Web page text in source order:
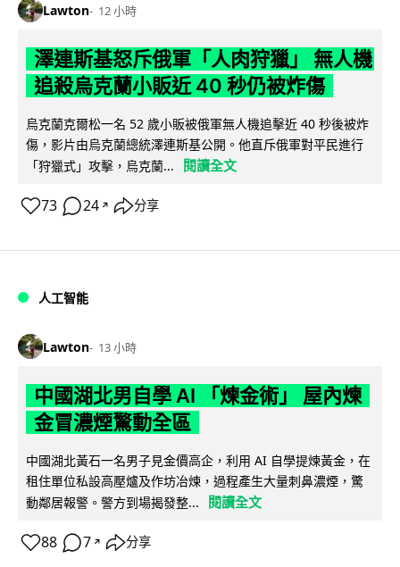
Lawton 12 小時
澤連斯基怒斥俄軍「人肉狩獵」 無人機
追殺烏克蘭小販近 40 秒仍被炸傷
烏克蘭克爾松一名 52 歲小販被俄軍無人機追擊近 40 秒後被炸
傷，影片由烏克蘭總統澤連斯基公開。他直斥俄軍對平民進行
「狩獵式」攻擊，烏克蘭...
閱讀全文
73 24 ↗ 分享
人工智能
Lawton 13 小時
中國湖北男自學 AI 「煉金術」 屋內煉
金冒濃煙驚動全區
中國湖北黃石一名男子見金價高企，利用 AI 自學提煉黃金，在
租住單位私設高壓爐及作坊冶煉，過程產生大量刺鼻濃煙，驚
動鄰居報警。警方到場揭發整...
閱讀全文
88 7 ↗ 分享